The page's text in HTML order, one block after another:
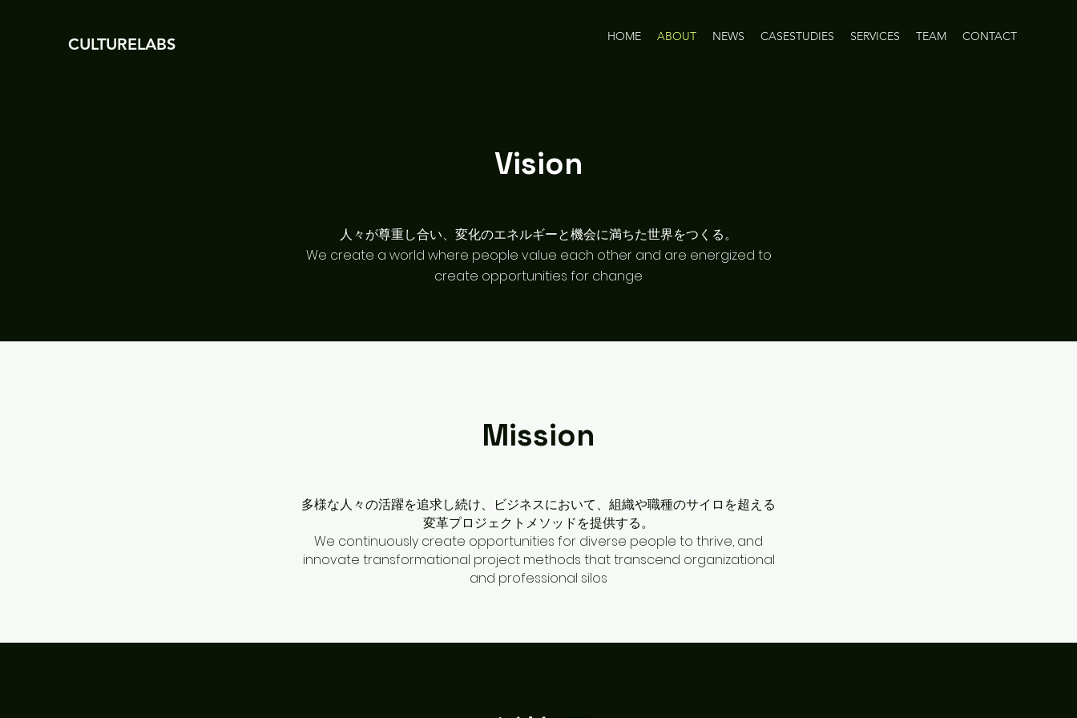
CULTURELABS HOME ABOUT NEWS CASESTUDIES SERVICES TEAM CONTACT
Vision
人々が尊重し合い、​変化のエネルギーと機会に満ちた​世界をつくる。​​
We create a world where people value each other and are energized to
create opportunities for change
Mission
多様な人々の活躍を追求し続け、​ビジネスにおいて、​組織や職種のサイロを超える​
変革プロジェクトメソッドを提供する。
​​We continuously create opportunities for diverse people to thrive, and
innovate transformational project methods that transcend organizational
and professional silos